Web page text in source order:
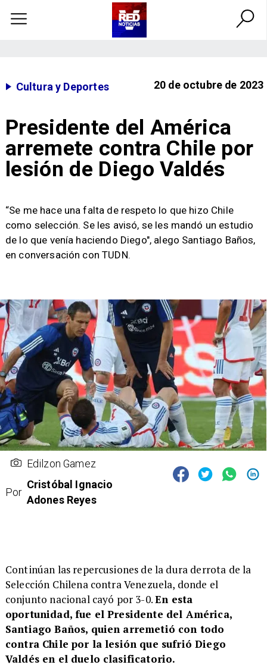
Cultura y Deportes 20 de octubre de 2023
Presidente del América
arremete contra Chile por
lesión de Diego Valdés
“Se me hace una falta de respeto lo que hizo Chile
como selección. Se les avisó, se les mandó un estudio
de lo que venía haciendo Diego", alego Santiago Baños,
en conversación con TUDN.
Edilzon Gamez
Por
Cristóbal Ignacio
Adones Reyes
Continúan las repercusiones de la dura derrota de la
Selección Chilena contra Venezuela, donde el
conjunto nacional cayó por 3-0.En esta
oportunidad, fue el Presidente del América,
Santiago Baños, quien arremetió con todo
contra Chile por la lesión que sufrió Diego
Valdés en el duelo clasificatorio.